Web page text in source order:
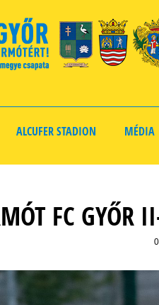
ALCUFER STADION MÉDIA
FC GYŐR